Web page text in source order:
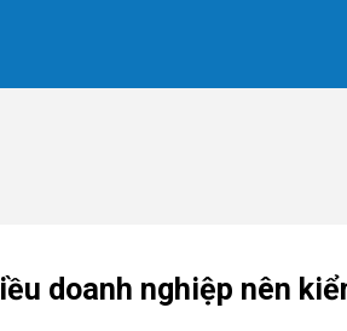
doanh nghiệp nên